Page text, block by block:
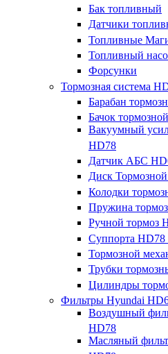
Бак топливный
Датчики
Топливные
Топливный
Форсунки
Тормозная система
Барабан
Бачок
Вакуумный
HD78
Датчик АБС
Диск
Колодки
Пружина
Ручной тормоз
Суппорта HD78
Тормозной
Трубки
Цилиндры
Фильтры Hyundai
Воздушный
HD78
Масляный